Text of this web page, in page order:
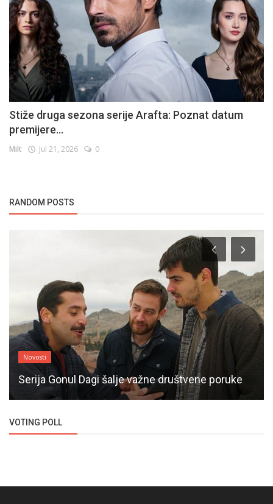
Stiže druga sezona serije Arafta: Poznat datum
premijere...
Milt Jul 21, 2026 0
RANDOM POSTS
Novosti
Serija Gonul Dagi šalje važne društvene poruke
VOTING POLL